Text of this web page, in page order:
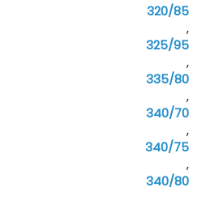
320/85
,
325/95
,
335/80
,
340/70
,
340/75
,
340/80